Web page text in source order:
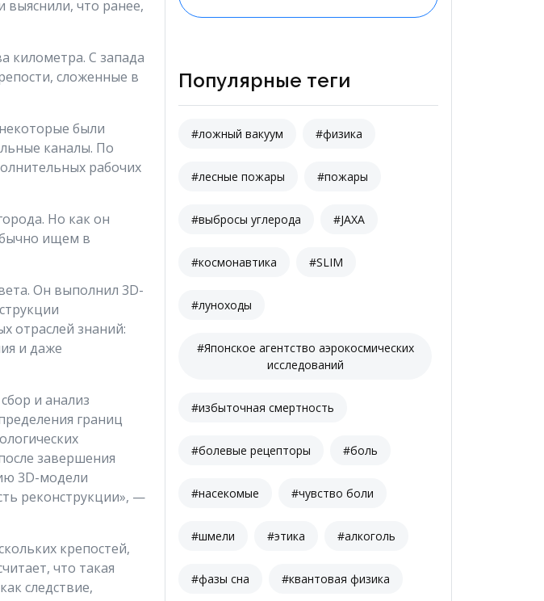
выяснили, что ранее,
километра. С запада
сложенные в
были
каналы. По
рабочих
Но как он
ищем в
Он выполнил 3D-
отраслей знаний:
и даже
и анализ
границ
завершения
3D-модели
реконструкции», —
крепостей,
что такая
следствие,
Популярные теги
#ложный вакуум #физика
#лесные пожары #пожары
#выбросы углерода #JAXA
#космонавтика #SLIM
#луноходы
#Японское агентство аэрокосмических
исследований
#избыточная смертность
#болевые рецепторы #боль
#насекомые #чувство боли
#шмели #этика #алкоголь
#фазы сна #квантовая физика